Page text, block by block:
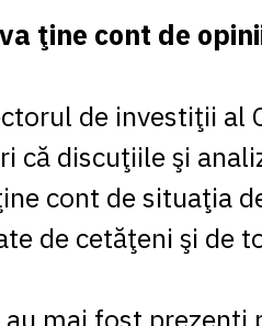
ţine cont de
de investiţii al
că discuţiile şi
cont de situaţia
de cetăţeni şi de